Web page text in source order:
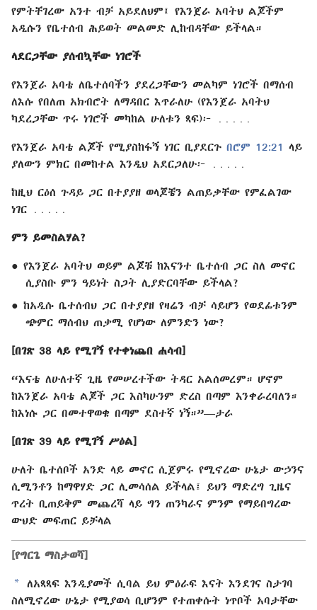
የምትቸገረው አንተ ብቻ አይደለህም፤ የእንጀራ አባትህ ልጆችም
አዲሱን የቤተሰብ ሕይወት መልመድ ሊከብዳቸው ይችላል።
ላደርጋቸው ያሰብኳቸው ነገሮች
የእንጀራ አባቴ ለቤተሰባችን ያደረጋቸውን መልካም ነገሮች በማሰብ
ለእሱ የበለጠ አክብሮት ለማዳበር እጥራለሁ (የእንጀራ አባትህ
ካደረጋቸው ጥሩ ነገሮች መካከል ሁለቱን ጻፍ)፦ ․․․․․
የእንጀራ አባቴ ልጆች የሚያስከፋኝ ነገር ቢያደርጉ በሮም 12:21
ላይ
ያለውን ምክር በመከተል እንዲህ አደርጋለሁ፦ ․․․․․
ከዚህ ርዕሰ ጉዳይ ጋር በተያያዘ ወላጆቼን ልጠይቃቸው የምፈልገው
ነገር ․․․․․
ምን ይመስልሃል?
● የእንጀራ አባትህ ወይም ልጆቹ ከእናንተ ቤተሰብ ጋር ስለ መኖር
ሲያስቡ ምን ዓይነት ስጋት ሊያድርባቸው ይችላል?
● ከአዲሱ ቤተሰብህ ጋር በተያያዘ የዛሬን ብቻ ሳይሆን የወደፊቱንም
ጭምር ማሰብህ ጠቃሚ የሆነው ለምንድን ነው?
[በገጽ 38 ላይ የሚገኝ የተቀነጨበ ሐሳብ]
“እናቴ ለሁለተኛ ጊዜ የመሠረተችው ትዳር አልሰመረም። ሆኖም
ከእንጀራ አባቴ ልጆች ጋር እስካሁንም ድረስ በጣም እንቀራረባለን።
ከእነሱ ጋር በመተዋወቄ በጣም ደስተኛ ነኝ።”—ታራ
[በገጽ 39 ላይ የሚገኝ ሥዕል]
ሁለት ቤተሰቦች አንድ ላይ መኖር ሲጀምሩ የሚኖረው ሁኔታ ውኃንና
ሲሚንቶን ከማዋሃድ ጋር ሊመሳሰል ይችላል፤ ይህን ማድረግ ጊዜና
ጥረት ቢጠይቅም መጨረሻ ላይ ግን ጠንካራና ምንም የማይበግረው
ውህድ መፍጠር ይቻላል
[የግርጌ ማስታወሻ]
a
ለአጻጻፍ እንዲያመች ሲባል ይህ ምዕራፍ እናት እንደገና ስታገባ
ስለሚኖረው ሁኔታ የሚያወሳ ቢሆንም የተጠቀሱት ነጥቦች አባታቸው